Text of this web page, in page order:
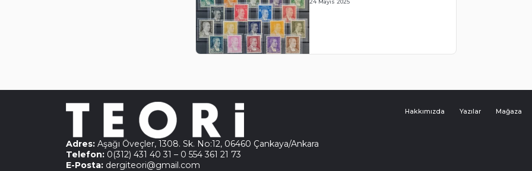
24 Mayıs 2025
Adres:Aşağı Öveçler, 1308. Sk. No:12, 06460 Çankaya/Ankara
Telefon: 0(312) 431 40 31 – 0 554 361 21 73
E-Posta: dergiteori@gmail.com
Hakkımızda Yazılar Mağaza